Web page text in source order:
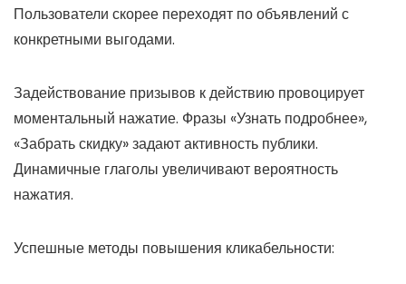
Пользователи скорее переходят по объявлений с
конкретными выгодами.
Задействование призывов к действию провоцирует
моментальный нажатие. Фразы «Узнать подробнее»,
«Забрать скидку» задают активность публики.
Динамичные глаголы увеличивают вероятность
нажатия.
Успешные методы повышения кликабельности: